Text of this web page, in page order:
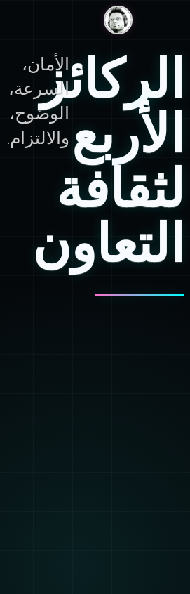
DanLevy.net
الركائز
الأربع
لثقافة
التعاون
الأمان،
السرعة،
الوضوح،
والالتزام.